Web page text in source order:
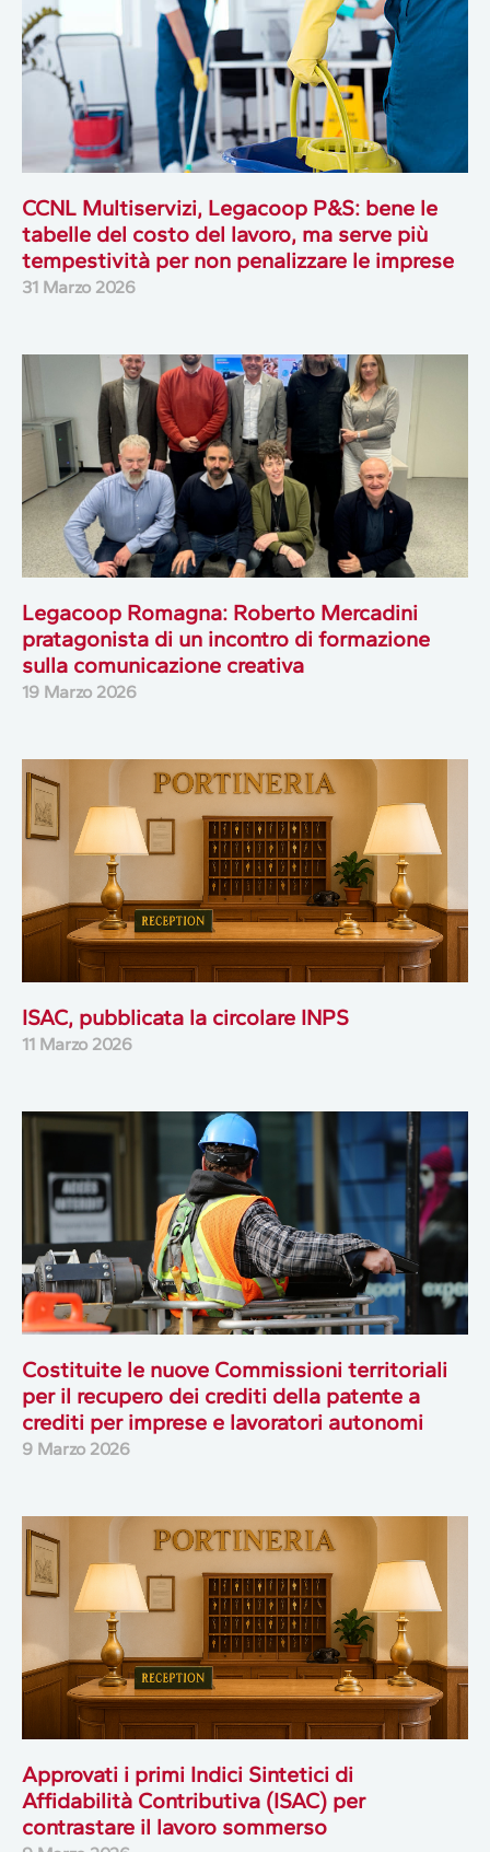
CCNL Multiservizi, Legacoop P&S: bene le
tabelle del costo del lavoro, ma serve più
tempestività per non penalizzare le imprese
31 Marzo 2026
Legacoop Romagna: Roberto Mercadini
pratagonista di un incontro di formazione
sulla comunicazione creativa
19 Marzo 2026
ISAC, pubblicata la circolare INPS
11 Marzo 2026
Costituite le nuove Commissioni territoriali
per il recupero dei crediti della patente a
crediti per imprese e lavoratori autonomi
9 Marzo 2026
Approvati i primi Indici Sintetici di
Affidabilità Contributiva (ISAC) per
contrastare il lavoro sommerso